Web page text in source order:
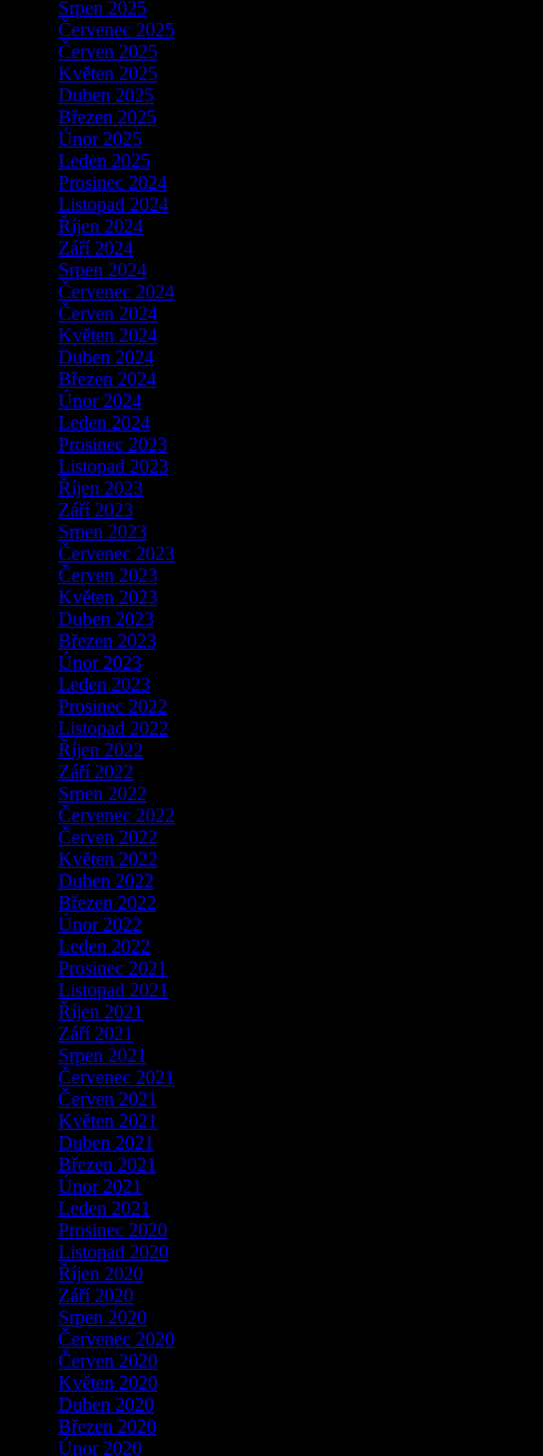
Srpen 2025
Červenec 2025
Červen 2025
Květen 2025
Duben 2025
Březen 2025
Únor 2025
Leden 2025
Prosinec 2024
Listopad 2024
Říjen 2024
Září 2024
Srpen 2024
Červenec 2024
Červen 2024
Květen 2024
Duben 2024
Březen 2024
Únor 2024
Leden 2024
Prosinec 2023
Listopad 2023
Říjen 2023
Září 2023
Srpen 2023
Červenec 2023
Červen 2023
Květen 2023
Duben 2023
Březen 2023
Únor 2023
Leden 2023
Prosinec 2022
Listopad 2022
Říjen 2022
Září 2022
Srpen 2022
Červenec 2022
Červen 2022
Květen 2022
Duben 2022
Březen 2022
Únor 2022
Leden 2022
Prosinec 2021
Listopad 2021
Říjen 2021
Září 2021
Srpen 2021
Červenec 2021
Červen 2021
Květen 2021
Duben 2021
Březen 2021
Únor 2021
Leden 2021
Prosinec 2020
Listopad 2020
Říjen 2020
Září 2020
Srpen 2020
Červenec 2020
Červen 2020
Květen 2020
Duben 2020
Březen 2020
Únor 2020